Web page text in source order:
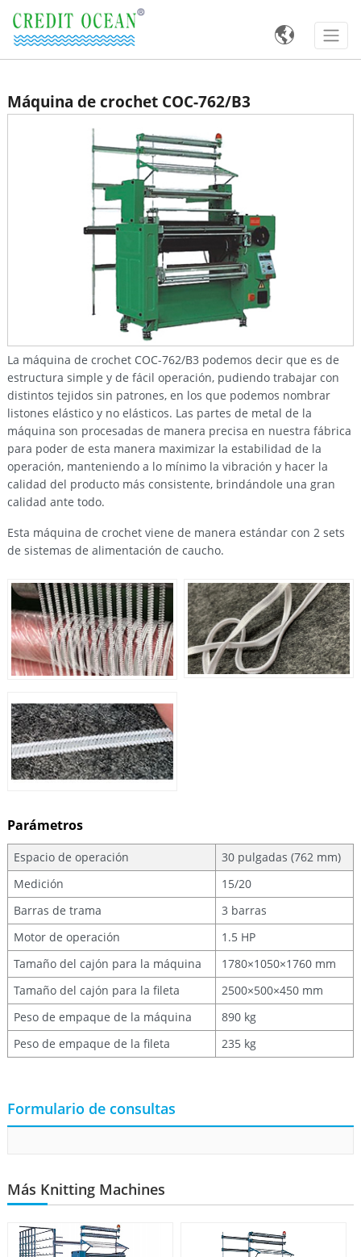

Máquina de crochet COC-762/B3
La máquina de crochet COC-762/B3 podemos decir que es de
estructura simple y de fácil operación, pudiendo trabajar con
distintos tejidos sin patrones, en los que podemos nombrar
listones elástico y no elásticos. Las partes de metal de la
máquina son procesadas de manera precisa en nuestra fábrica
para poder de esta manera maximizar la estabilidad de la
operación, manteniendo a lo mínimo la vibración y hacer la
calidad del producto más consistente, brindándole una gran
calidad ante todo.
Esta máquina de crochet viene de manera estándar con 2 sets
de sistemas de alimentación de caucho.
Parámetros
Espacio de operación
30 pulgadas (762 mm)
Medición
15/20
Barras de trama
3 barras
Motor de operación
1.5 HP
Tamaño del cajón para la máquina
1780×1050×1760 mm
Tamaño del cajón para la fileta
2500×500×450 mm
Peso de empaque de la máquina
890 kg
Peso de empaque de la fileta
235 kg
Formulario de consultas
Más Knitting Machines